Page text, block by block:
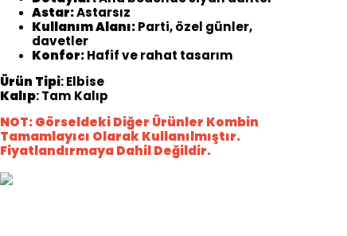
Astar:Astarsız
Kullanım Alanı:Parti, özel günler,
davetler
Konfor:Hafif ve rahat tasarım
Ürün Tipi: Elbise
Kalıp: Tam Kalıp
NOT: Görseldeki Diğer Ürünler Kombin
Tamamlayıcı Olarak Kullanılmıştır.
Fiyatlandırmaya Dahil Değildir.